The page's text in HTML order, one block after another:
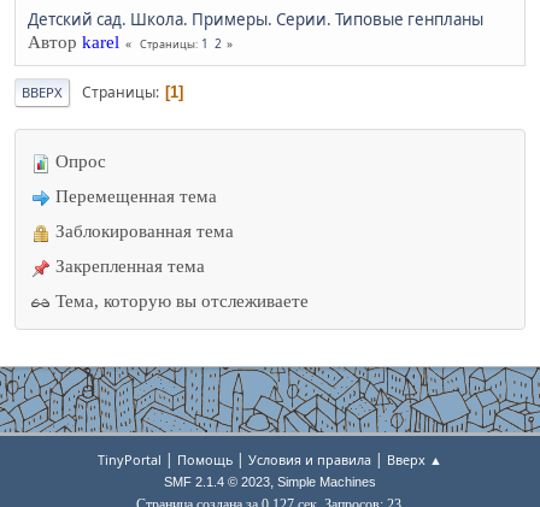
Детский сад. Школа. Примеры. Серии. Типовые генпланы
Автор karel Страницы 1 2
ВВЕРХ Страницы 1
Опрос
Перемещенная тема
Заблокированная тема
Закрепленная тема
Тема, которую вы отслеживаете
TinyPortal | Помощь | Условия и правила | Вверх ▲
SMF 2.1.4 © 2023, Simple Machines